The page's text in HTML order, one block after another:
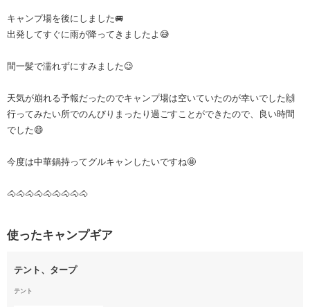
キャンプ場を後にしました🚐
出発してすぐに雨が降ってきましたよ😅
間一髪で濡れずにすみました😉
天気が崩れる予報だったのでキャンプ場は空いていたのが幸いでした🙌
行ってみたい所でのんびりまったり過ごすことができたので、良い時間
でした😄
今度は中華鍋持ってグルキャンしたいですね🤩
🐴🐴🐴🐴🐴🐴🐴🐴🐴
使ったキャンプギア
テント、タープ
テント